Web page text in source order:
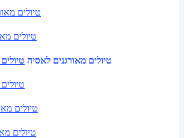
טיולים
טיולים
טיולים מאורגנים לאסיה
טיולים
טיולים